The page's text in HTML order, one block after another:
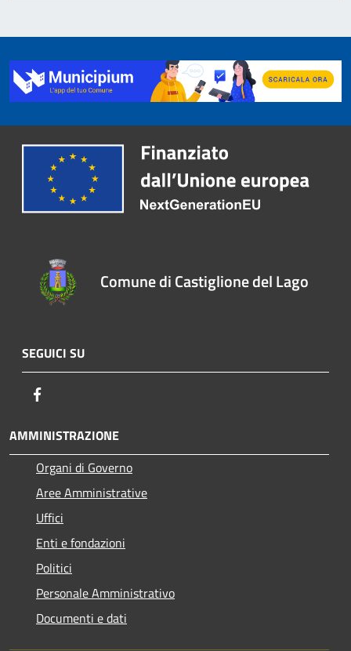
Comune di Castiglione del Lago
SEGUICI SU
AMMINISTRAZIONE
Organi di Governo
Aree Amministrative
Uffici
Enti e fondazioni
Politici
Personale Amministrativo
Documenti e dati